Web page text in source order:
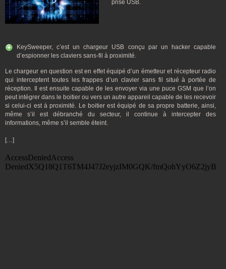
prise USB.
KeySweeper, c’est un chargeur USB conçu par un hacker capable
d’espionner les claviers sans-fil à proximité.
Le chargeur en question est en effet équipé d’un émetteur et récepteur radio
qui interceptent toutes les frappes d’un clavier sans fil situé à portée de
réception. Il est ensuite capable de les envoyer via une puce GSM que l’on
peut intégrer dans le boitier ou vers un autre appareil capable de les recevoir
si celui-ci est à proximité. Le boitier est équipé de sa propre batterie, ainsi,
même s’il est débranché du secteur, il continue à intercepter des
informations, même s’il semble éteint.
[…]